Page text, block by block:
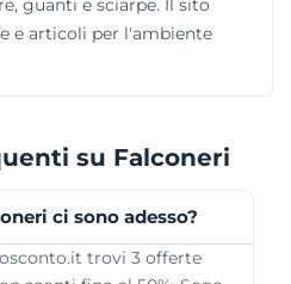
e articoli per l'ambiente
su Falconeri
ci sono adesso?
trovi 3 offerte